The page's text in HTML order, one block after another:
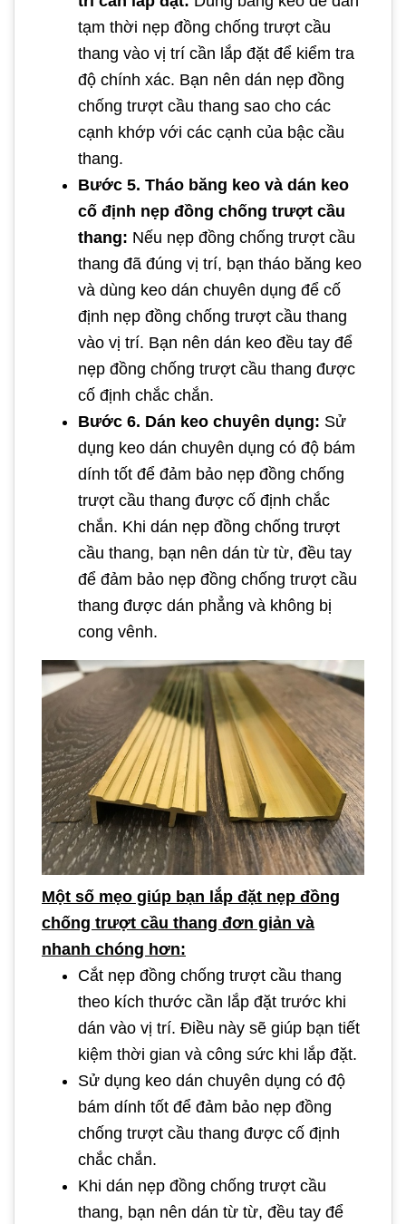
tạm thời nẹp đồng chống trượt cầu
thang vào vị trí cần lắp đặt để kiểm tra
độ chính xác. Bạn nên dán nẹp đồng
chống trượt cầu thang sao cho các
cạnh khớp với các cạnh của bậc cầu
thang.
Bước 5. Tháo băng keo và dán keo
cố định nẹp đồng chống trượt cầu
thang: Nếu nẹp đồng chống trượt cầu
thang đã đúng vị trí, bạn tháo băng keo
và dùng keo dán chuyên dụng để cố
định nẹp đồng chống trượt cầu thang
vào vị trí. Bạn nên dán keo đều tay để
nẹp đồng chống trượt cầu thang được
cố định chắc chắn.
Bước 6. Dán keo chuyên dụng: Sử
dụng keo dán chuyên dụng có độ bám
dính tốt để đảm bảo nẹp đồng chống
trượt cầu thang được cố định chắc
chắn. Khi dán nẹp đồng chống trượt
cầu thang, bạn nên dán từ từ, đều tay
để đảm bảo nẹp đồng chống trượt cầu
thang được dán phẳng và không bị
cong vênh.
Một số mẹo giúp bạn lắp đặt nẹp đồng
chống trượt cầu thang đơn giản và
nhanh chóng hơn:
Cắt nẹp đồng chống trượt cầu thang
theo kích thước cần lắp đặt trước khi
dán vào vị trí. Điều này sẽ giúp bạn tiết
kiệm thời gian và công sức khi lắp đặt.
Sử dụng keo dán chuyên dụng có độ
bám dính tốt để đảm bảo nẹp đồng
chống trượt cầu thang được cố định
chắc chắn.
Khi dán nẹp đồng chống trượt cầu
thang, bạn nên dán từ từ, đều tay để